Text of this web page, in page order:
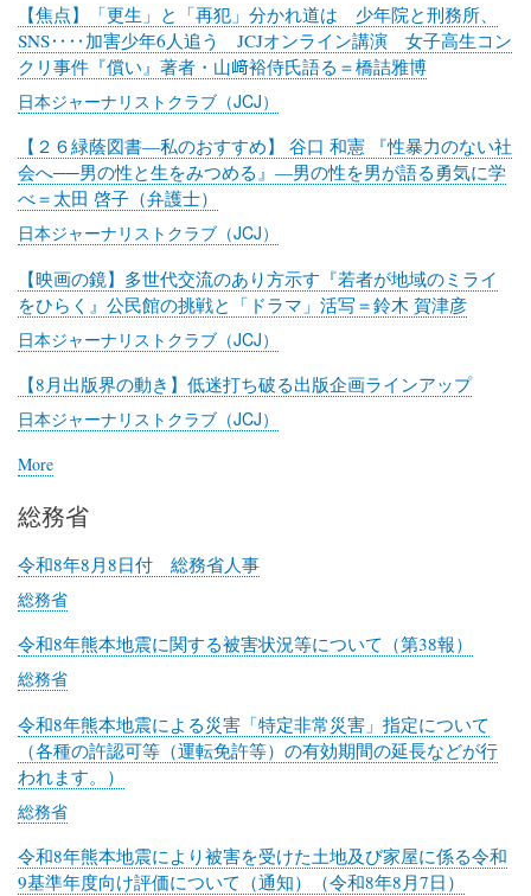
【焦点】「更生」と「再犯」分かれ道は 少年院と刑務所、
SNS‥‥加害少年6人追う JCJオンライン講演 女子高生コン
クリ事件『償い』著者・山﨑裕侍氏語る＝橋詰雅博
日本ジャーナリストクラブ（JCJ）
【２６緑蔭図書―私のおすすめ】 谷口 和憲 『性暴力のない社
会へ──男の性と生をみつめる』―男の性を男が語る勇気に学
べ＝太田 啓子（弁護士）
日本ジャーナリストクラブ（JCJ）
【映画の鏡】多世代交流のあり方示す『若者が地域のミライ
をひらく』公民館の挑戦と「ドラマ」活写＝鈴木 賀津彦
日本ジャーナリストクラブ（JCJ）
【8月出版界の動き】低迷打ち破る出版企画ラインアップ
日本ジャーナリストクラブ（JCJ）
More
日
ジ
ャ
ー
ナ
リ
ス
ト
ク
ラ
ブ
（JCJ）
総務省
令和8年8月8日付 総務省人事
総務省
令和8年熊本地震に関する被害状況等について（第38報）
総務省
令和8年熊本地震による災害「特定非常災害」指定について
（各種の許認可等（運転免許等）の有効期間の延長などが行
われます。）
総務省
令和8年熊本地震により被害を受けた土地及び家屋に係る令和
9基準年度向け評価について（通知）（令和8年8月7日）